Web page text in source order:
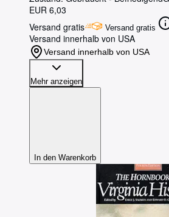
EUR 6,03
Versand gratis
Versand gratis
Versand innerhalb von USA
Versand innerhalb von USA
Mehr anzeigen
In den Warenkorb